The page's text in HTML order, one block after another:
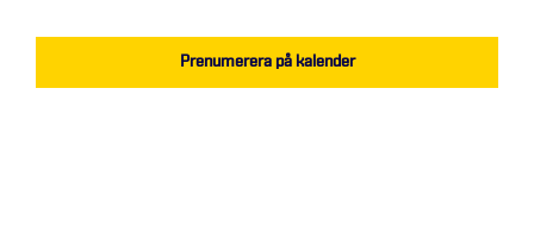
Prenumerera på kalender